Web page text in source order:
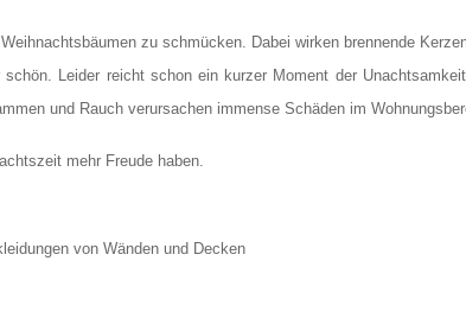
zu schmücken. Dabei wirken brennende
Leider reicht schon ein kurzer Moment der
und Rauch verursachen immense Schäden im
mehr Freude haben.
von Wänden und Decken